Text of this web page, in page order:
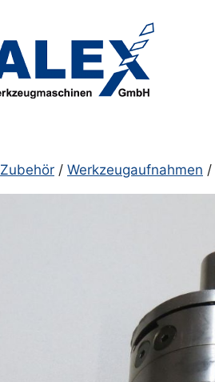
Zubehör / Werkzeugaufnahmen /